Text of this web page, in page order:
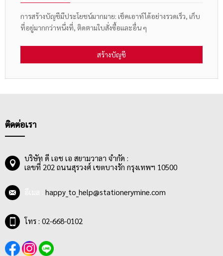
การสร้างบัญชีมีประโยชน์มากมาย: เช็คเอาท์ได้อย่างรวดเร็ว, เก็บ
ที่อยู่มากกว่าหนึ่งที่, ติดตามใบสั่งซื้อและอื่น ๆ
สร้างบัญชี
ติดต่อเรา
บริษัท ดี เอช เอ สยามวาลา จำกัด :
เลขที่ 202 ถนนสุรวงศ์ เขตบางรัก กรุงเทพฯ 10500
happy_to_help@stationerymine.com
โทร : 02-668-0102